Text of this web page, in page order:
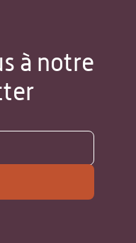
à notre